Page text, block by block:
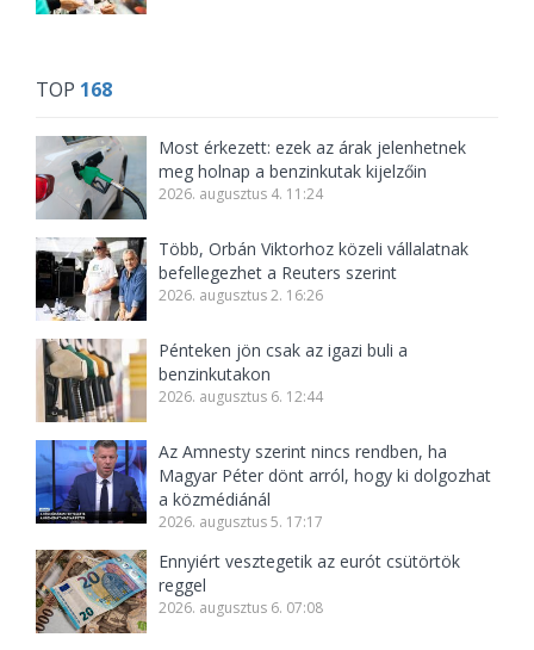
TOP 168
Most érkezett: ezek az árak jelenhetnek
meg holnap a benzinkutak kijelzőin
2026. augusztus 4. 11:24
Több, Orbán Viktorhoz közeli vállalatnak
befellegezhet a Reuters szerint
2026. augusztus 2. 16:26
Pénteken jön csak az igazi buli a
benzinkutakon
2026. augusztus 6. 12:44
Az Amnesty szerint nincs rendben, ha
Magyar Péter dönt arról, hogy ki dolgozhat
a közmédiánál
2026. augusztus 5. 17:17
Ennyiért vesztegetik az eurót csütörtök
reggel
2026. augusztus 6. 07:08